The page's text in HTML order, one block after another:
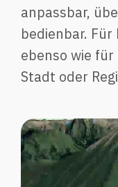
anpassbar,
bedienbar.
ebenso wie
Stadt oder